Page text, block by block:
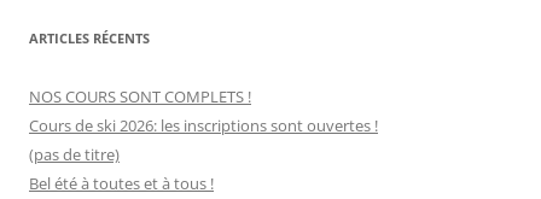
ARTICLES RÉCENTS
NOS COURS SONT COMPLETS !
Cours de ski 2026: les inscriptions sont ouvertes !
(pas de titre)
Bel été à toutes et à tous !